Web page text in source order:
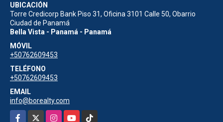
UBICACIÓN
Torre Credicorp Bank Piso 31, Oficina 3101 Calle 50, Obarrio
Ciudad de Panamá
Bella Vista - Panamá - Panamá
MÓVIL
+50762609453
TELÉFONO
+50762609453
EMAIL
info@borealty.com
Facebook
InstagramYouTubeTikTok